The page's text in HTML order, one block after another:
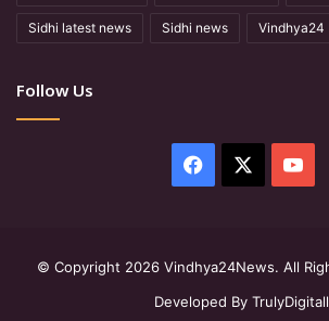
Sidhi latest news Sidhi news Vindhya24
Follow Us
Facebook
© Copyright 2026 Vindhya24News. All
Developed By